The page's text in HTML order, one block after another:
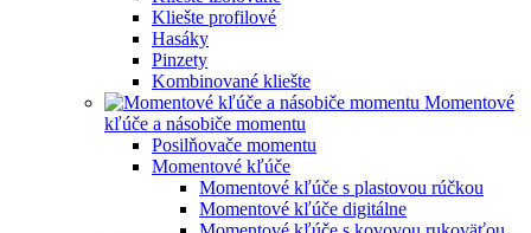
Kliešte profilové
Hasáky
Pinzety
Kombinované kliešte
Momentové
kľúče a násobiče momentu
Posilňovače momentu
Momentové kľúče
Momentové kľúče s plastovou rúčkou
Momentové kľúče digitálne